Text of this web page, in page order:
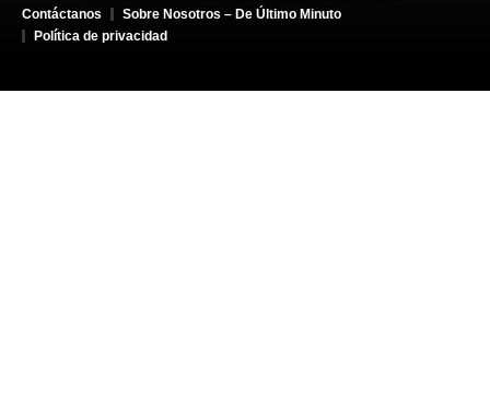
Contáctanos
Sobre Nosotros – De Último Minuto
Política de privacidad